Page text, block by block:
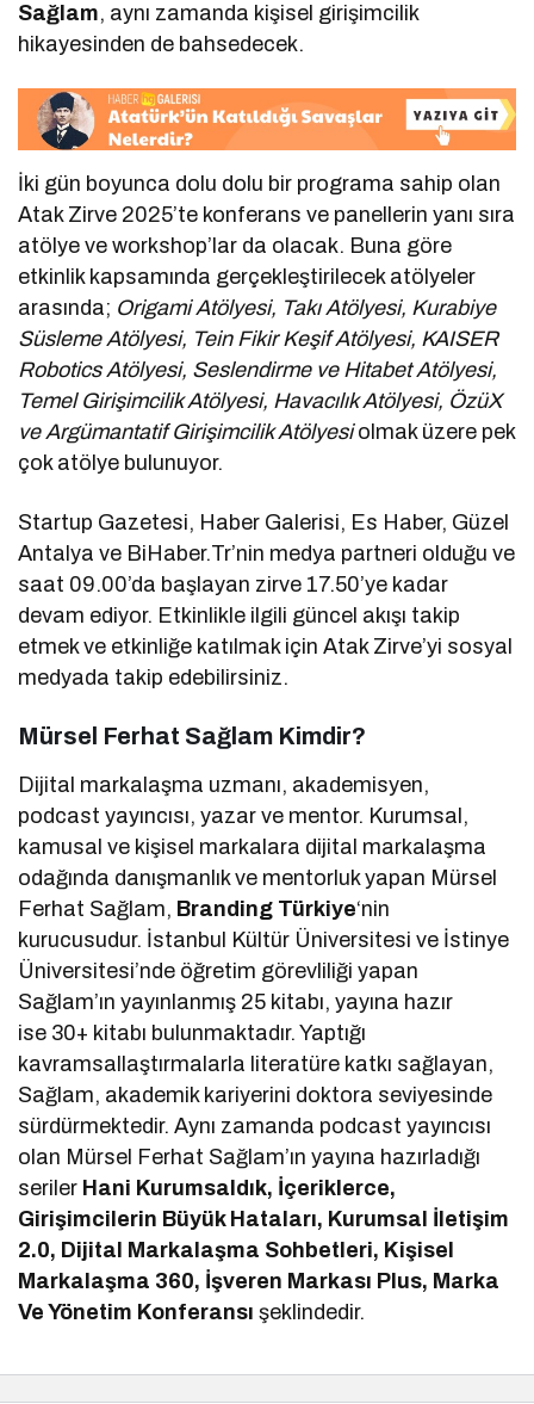
Sağlam, aynı zamanda kişisel girişimcilik
hikayesinden de bahsedecek.
İki gün boyunca dolu dolu bir programa sahip olan
Atak Zirve 2025’te konferans ve panellerin yanı sıra
atölye ve workshop’lar da olacak. Buna göre
etkinlik kapsamında gerçekleştirilecek atölyeler
arasında; Origami Atölyesi, Takı Atölyesi, Kurabiye
Süsleme Atölyesi, Tein Fikir Keşif Atölyesi, KAISER
Robotics Atölyesi, Seslendirme ve Hitabet Atölyesi,
Temel Girişimcilik Atölyesi, Havacılık Atölyesi, ÖzüX
ve Argümantatif Girişimcilik Atölyesiolmak üzere pek
çok atölye bulunuyor.
Startup Gazetesi, Haber Galerisi, Es Haber, Güzel
Antalya ve BiHaber.Tr’nin medya partneri olduğu ve
saat 09.00’da başlayan zirve 17.50’ye kadar
devam ediyor. Etkinlikle ilgili güncel akışı takip
etmek ve etkinliğe katılmak için Atak Zirve’yi sosyal
medyada takip edebilirsiniz.
Mürsel Ferhat Sağlam Kimdir?
Dijital markalaşma uzmanı, akademisyen,
podcast yayıncısı, yazar ve mentor. Kurumsal,
kamusal ve kişisel markalara dijital markalaşma
odağında danışmanlık ve mentorluk yapan Mürsel
Ferhat Sağlam, Branding Türkiye‘nin
kurucusudur. İstanbul Kültür Üniversitesi ve İstinye
Üniversitesi’nde öğretim görevliliği yapan
Sağlam’ın yayınlanmış 25 kitabı, yayına hazır
ise 30+ kitabı bulunmaktadır. Yaptığı
kavramsallaştırmalarla literatüre katkı sağlayan,
Sağlam, akademik kariyerini doktora seviyesinde
sürdürmektedir. Aynı zamanda podcast yayıncısı
olan Mürsel Ferhat Sağlam’ın yayına hazırladığı
seriler Hani Kurumsaldık, İçeriklerce,
Girişimcilerin Büyük Hataları, Kurumsal İletişim
2.0, Dijital Markalaşma Sohbetleri, Kişisel
Markalaşma 360, İşveren Markası Plus, Marka
Ve Yönetim Konferansı şeklindedir.